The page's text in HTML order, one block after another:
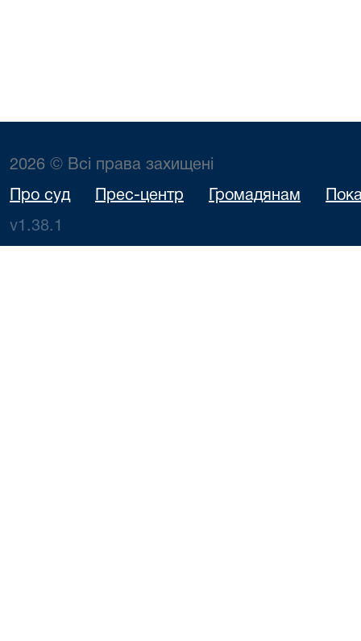
2026 © Всі права захищені
Про суд Прес-центр Громадянам
v1.38.1